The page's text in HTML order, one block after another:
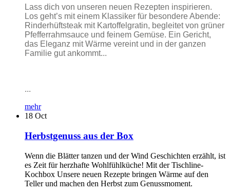
Lass dich von unseren neuen Rezepten inspirieren.
Los geht’s mit einem Klassiker für besondere Abende:
Rinderhüftsteak mit Kartoffelgratin, begleitet von grüner
Pfefferrahmsauce und feinem Gemüse. Ein Gericht,
das Eleganz mit Wärme vereint und in der ganzen
Familie gut ankommt...
...
mehr
18 Oct
Herbstgenuss aus der Box
Wenn die Blätter tanzen und der Wind Geschichten erzählt, ist
es Zeit für herzhafte Wohlfühlküche! Mit der Tischline-
Kochbox Unsere neuen Rezepte bringen Wärme auf den
Teller und machen den Herbst zum Genussmoment.